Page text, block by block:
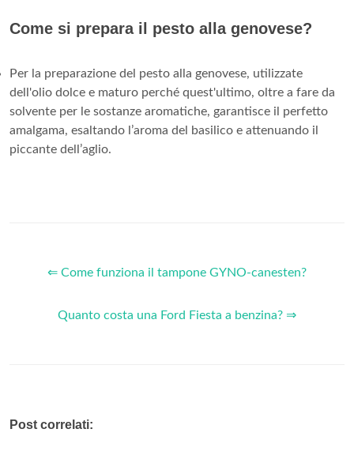
Come si prepara il pesto alla genovese?
Per la preparazione del pesto alla genovese, utilizzate
dell'olio dolce e maturo perché quest'ultimo, oltre a fare da
solvente per le sostanze aromatiche, garantisce il perfetto
amalgama, esaltando l’aroma del basilico e attenuando il
piccante dell’aglio.
⇐ Come funziona il tampone GYNO-canesten?
Quanto costa una Ford Fiesta a benzina? ⇒
Post correlati: